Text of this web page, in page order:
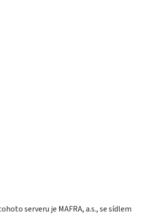
serveru je MAFRA, a.s., se sídlem